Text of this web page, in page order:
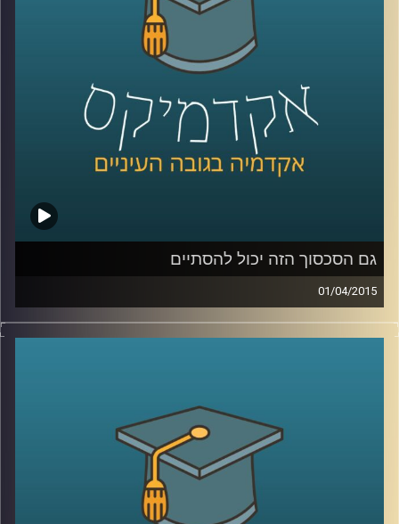
המהפכה הדיגיטלית על חיינו, בעיקר דרך
ייצוגים בקולנוע. ליאור מספר על השפעתה של
צפיית הזלילה על קהל הצופים ועל שיחות
המסדרון שלנו, ומשם על הצורך החברתי
בקהילתיות. עוד שוחחנו על מושג הכבדות –
מדוע הפכה הקלילות כה פופולארית, אולי כדאי
שנהיה קצת כבדים?
גם הסכסוך הזה יכול להסתיים
01/04/2015
דיקן ביה"ס לפסיכולוגיה, פרופסור עירן הלפרין,
המסוכסכת הקיימת הגדיר רגשות שחווים
הצדדים לסכסוך ובחן מה קורה כשמגבירים חלק
מהרגשות ומנמיכים את תדירותם של אחרים.
ההגדרות עוזרות להבין מה מניע אותנו, לאיזה
כיוון ומה ניתן ללמד אותנו. מאמינים שאנשים